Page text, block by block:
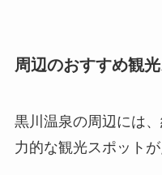
周辺のおすすめ観
黒川温泉の周辺には
力的な観光スポットが